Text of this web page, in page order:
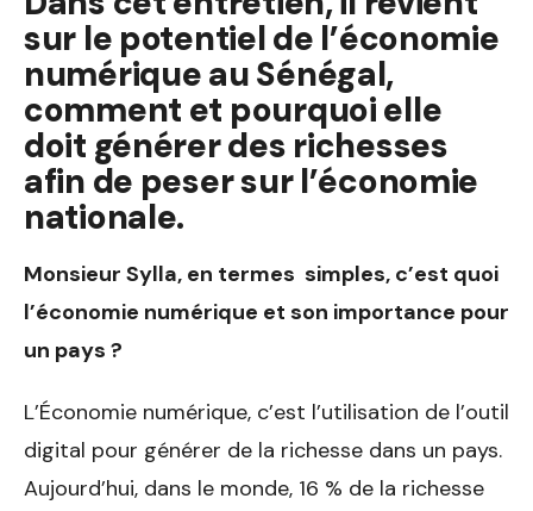
sur le potentiel de l’économie
numérique au Sénégal,
comment et pourquoi elle
doit générer des richesses
afin de peser sur l’économie
nationale.
Monsieur Sylla, en termes simples, c’est quoi
l’économie numérique et son importance pour
un pays ?
L’Économie numérique, c’est l’utilisation de l’outil
digital pour générer de la richesse dans un pays.
Aujourd’hui, dans le monde, 16 % de la richesse